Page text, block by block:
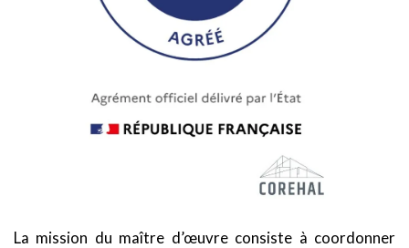
La mission du maître d’œuvre consiste à coordonner